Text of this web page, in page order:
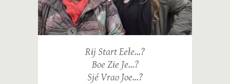
Rij Start Eele...?
Boe Zie Je...?
Sjé Vrao Joe...?